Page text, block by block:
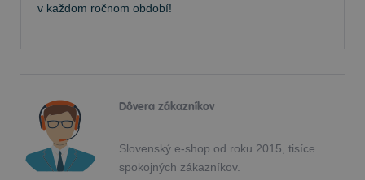
v každom ročnom období!
Dôvera zákazníkov
Slovenský e-shop od roku 2015, tisíce
spokojných zákazníkov.